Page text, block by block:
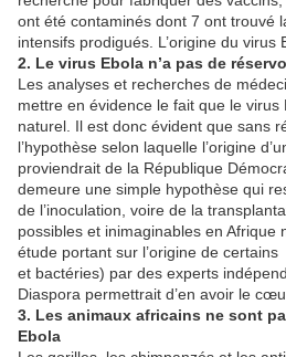
ont été contaminés dont 7 ont trouvé
intensifs prodigués. L’origine du virus
2. Le virus Ebola n’a pas de
Les analyses et recherches de
mettre en évidence le fait que le virus
naturel. Il est donc évident que sans
l’hypothèse selon laquelle l’origine
proviendrait de la République
demeure une simple hypothèse qui
de l’inoculation, voire de la
possibles et inimaginables en Afrique
étude portant sur l’origine de
et bactéries) par des experts
Diaspora permettrait d’en avoir le
3. Les animaux africains ne sont
Ebola